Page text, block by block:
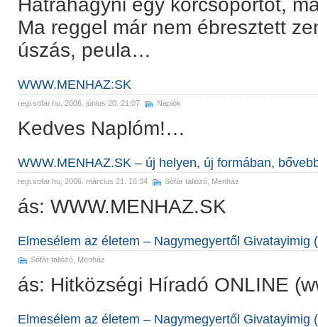
Hátrahagyni egy korcsoportot,
Ma reggel már nem ébresztett
úszás, peula…
WWW.MENHAZ:SK
regi.sofar.hu , 2006. június 20. 21:07 Naplók
Kedves Naplóm!…
WWW.MENHAZ.SK – új helyen, új formában,
regi.sofar.hu , 2006. március 21. 16:34 Sófár tallózó Menház
ás: WWW.MENHAZ.SK
Elmesélem az életem – Nagymegyertől Givatayimig
Sófár tallózó Menház
ás: Hitközségi Híradó ONLINE
Elmesélem az életem – Nagymegyertől Givatayimig